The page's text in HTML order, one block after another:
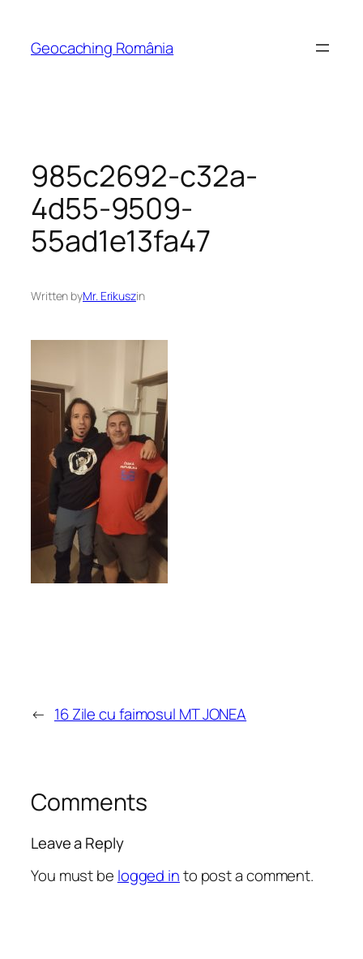
content
Geocaching România
985c2692-c32a-
4d55-9509-
55ad1e13fa47
Written byMr. Erikuszin
← 16 Zile cu faimosul MT JONEA
Comments
Leave a Reply
You must be logged into post a comment.